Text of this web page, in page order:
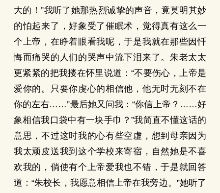
大的！”我听了她那热烈诚挚的声音，竟莫明其妙
的怕起来了，好象受了催眠术，觉得真有这么一
个上帝，在睁着眼看我呢，于是我就在那些因忏
悔而痛哭的人们的哭声中流下泪来了。朱老太太
更紧紧的把我搂在怀里说道：“不要伤心，上帝是
爱你的。只要你虔心的相信他，他无时无刻不在
你的左右……”最后她又问我：“你信上帝？……好
象相信我口袋中有一块手巾？”我简直不懂这话的
意思，不过这时我的心有些空虚，想到母亲因为
我太顽皮送我到这个学校来寄宿，自然她是不喜
欢我的，倘使有个上帝爱我也不错，于是就回答
道：“朱校长，我愿意相信上帝在我旁边。”她听了